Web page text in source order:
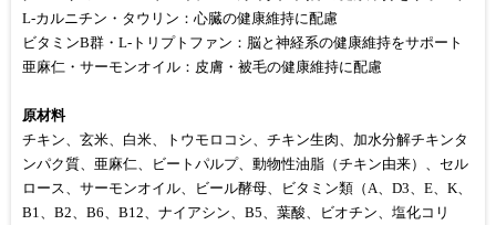
L-カルニチン・タウリン：心臓の健康維持に配慮
ビタミンB群・L-トリプトファン：脳と神経系の健康維持をサポート
亜麻仁・サーモンオイル：皮膚・被毛の健康維持に配慮
原材料
チキン、玄米、白米、トウモロコシ、チキン生肉、加水分解チキンタ
ンパク質、亜麻仁、ビートパルプ、動物性油脂（チキン由来）、セル
ロース、サーモンオイル、ビール酵母、ビタミン類（A、D3、E、K、
B1、B2、B6、B12、ナイアシン、B5、葉酸、ビオチン、塩化コリ